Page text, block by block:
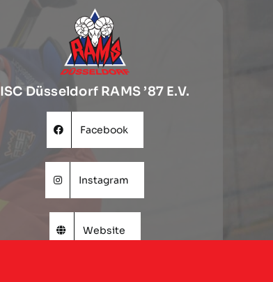
ISC Düsseldorf RAMS ’87 E.V.
Facebook
Instagram
Website